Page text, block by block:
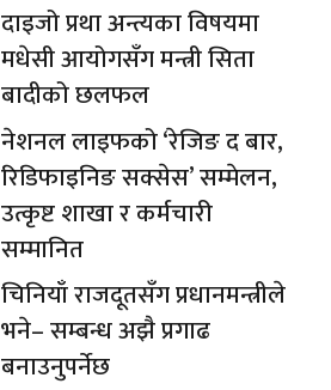
दाइजो प्रथा अन्त्यका विषयमा
मधेसी आयोगसँग मन्त्री सिता
बादीको छलफल
नेशनल लाइफको ‘रेजिङ द बार,
रिडिफाइनिङ सक्सेस’ सम्मेलन,
उत्कृष्ट शाखा र कर्मचारी
सम्मानित
चिनियाँ राजदूतसँग प्रधानमन्त्रीले
भने– सम्बन्ध अझै प्रगाढ
बनाउनुपर्नेछ